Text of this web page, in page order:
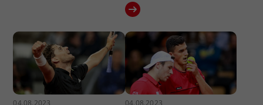
04.08.2023 04.08.2023